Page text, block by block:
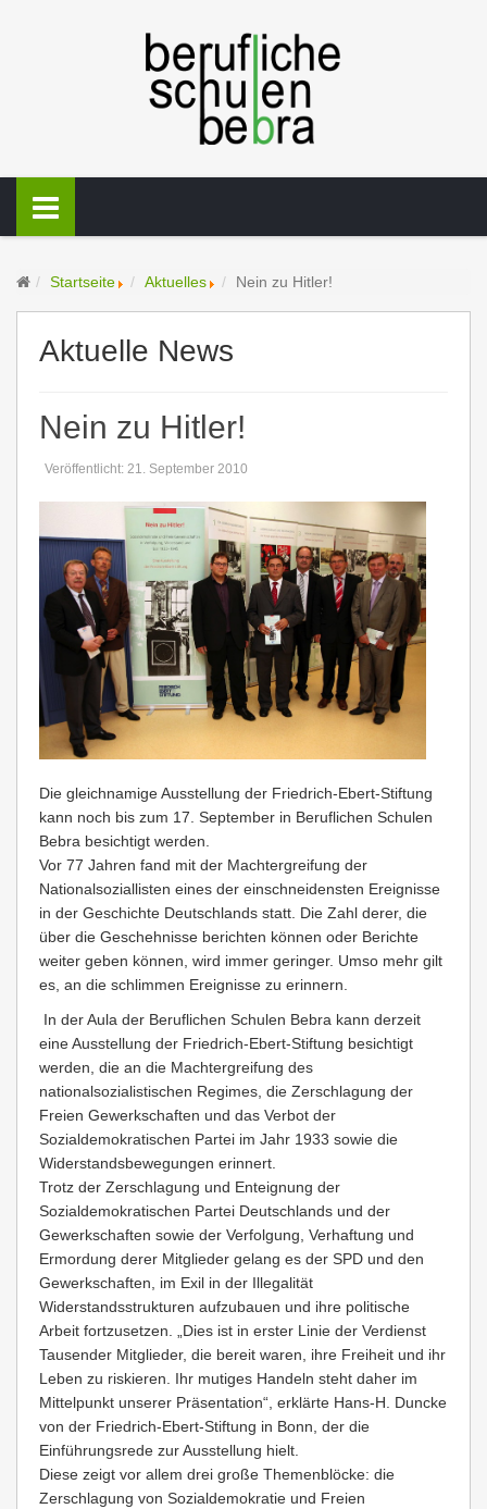
Startseite Aktuelles Nein zu Hitler!
Aktuelle News
Nein zu Hitler!
Veröffentlicht: 21. September 2010
Die gleichnamige Ausstellung der Friedrich-Ebert-Stiftung
kann noch bis zum 17. September in Beruflichen Schulen
Bebra besichtigt werden.
Vor 77 Jahren fand mit der Machtergreifung der
Nationalsoziallisten eines der einschneidensten Ereignisse
in der Geschichte Deutschlands statt. Die Zahl derer, die
über die Geschehnisse berichten können oder Berichte
weiter geben können, wird immer geringer. Umso mehr gilt
es, an die schlimmen Ereignisse zu erinnern.
In der Aula der Beruflichen Schulen Bebra kann derzeit
eine Ausstellung der Friedrich-Ebert-Stiftung besichtigt
werden, die an die Machtergreifung des
nationalsozialistischen Regimes, die Zerschlagung der
Freien Gewerkschaften und das Verbot der
Sozialdemokratischen Partei im Jahr 1933 sowie die
Widerstandsbewegungen erinnert.
Trotz der Zerschlagung und Enteignung der
Sozialdemokratischen Partei Deutschlands und der
Gewerkschaften sowie der Verfolgung, Verhaftung und
Ermordung derer Mitglieder gelang es der SPD und den
Gewerkschaften, im Exil in der Illegalität
Widerstandsstrukturen aufzubauen und ihre politische
Arbeit fortzusetzen. „Dies ist in erster Linie der Verdienst
Tausender Mitglieder, die bereit waren, ihre Freiheit und ihr
Leben zu riskieren. Ihr mutiges Handeln steht daher im
Mittelpunkt unserer Präsentation“, erklärte Hans-H. Duncke
von der Friedrich-Ebert-Stiftung in Bonn, der die
Einführungsrede zur Ausstellung hielt.
Diese zeigt vor allem drei große Themenblöcke: die
Zerschlagung von Sozialdemokratie und Freien